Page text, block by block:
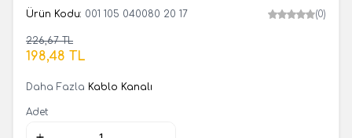
Ürün Kodu: 001 105 040080 20 17 (0)
226,67TL
198,48 TL
Daha Fazla Kablo Kanalı
Adet